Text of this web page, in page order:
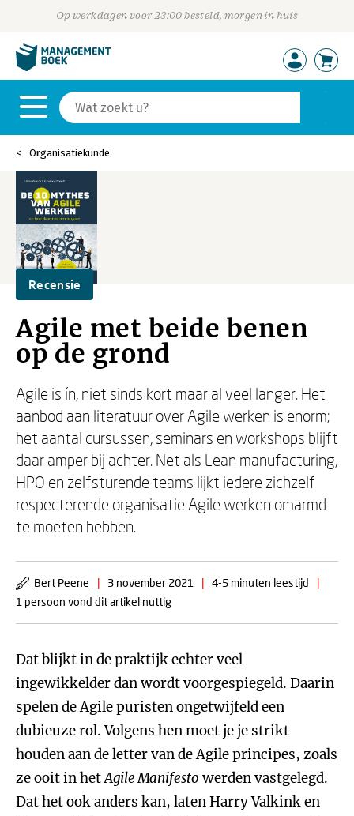
Op werkdagen voor 23:00 besteld, morgen in huis
Organisatiekunde
Recensie
Agile met beide benen
op de grond
Agile is ín, niet sinds kort maar al veel langer. Het
aanbod aan literatuur over Agile werken is enorm;
het aantal cursussen, seminars en workshops blijft
daar amper bij achter. Net als Lean manufacturing,
HPO en zelfsturende teams lijkt iedere zichzelf
respecterende organisatie Agile werken omarmd
te moeten hebben.
Bert Peene | 3 november 2021 | 4-5 minuten leestijd
|
1 persoon vond dit artikel nuttig
Dat blijkt in de praktijk echter veel
ingewikkelder dan wordt voorgespiegeld. Daarin
spelen de Agile puristen ongetwijfeld een
dubieuze rol. Volgens hen moet je je strikt
houden aan de letter van de Agile principes, zoals
ze ooit in hetAgile Manifesto werden vastgelegd.
Dat het ook anders kan, laten Harry Valkink en